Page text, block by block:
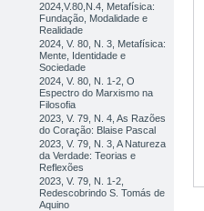
2024,V.80,N.4, Metafísica:
Fundação, Modalidade e
Realidade
2024, V. 80, N. 3, Metafísica:
Mente, Identidade e
Sociedade
2024, V. 80, N. 1-2, O
Espectro do Marxismo na
Filosofia
2023, V. 79, N. 4, As Razões
do Coração: Blaise Pascal
2023, V. 79, N. 3, A Natureza
da Verdade: Teorias e
Reflexões
2023, V. 79, N. 1-2,
Redescobrindo S. Tomás de
Aquino